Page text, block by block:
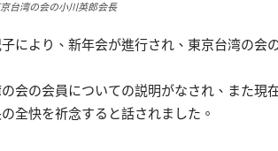
台湾の会の小川英郎会長
により、新年会が進行され、東京台湾の会
会の会員についての説明がなされ、また現
全快を祈念すると話されました。